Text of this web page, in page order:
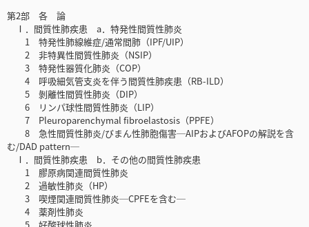
第2部 各 論
Ⅰ．間質性肺疾患 a．特発性間質性肺炎
1 特発性肺線維症/通常間肺（IPF/UIP）
2 非特異性間質性肺炎（NSIP）
3 特発性器質化肺炎（COP）
4 呼吸細気管支炎を伴う間質性肺疾患（RB-ILD）
5 剝離性間質性肺炎（DIP）
6 リンパ球性間質性肺炎（LIP）
7 Pleuroparenchymal fibroelastosis（PPFE）
8 急性間質性肺炎/びまん性肺胞傷害─AIPおよびAFOPの解説を含
む/DAD pattern─
Ⅰ．間質性肺疾患 b．その他の間質性肺疾患
1 膠原病関連間質性肺炎
2 過敏性肺炎（HP）
3 喫煙関連間質性肺炎─CPFEを含む─
4 薬剤性肺炎